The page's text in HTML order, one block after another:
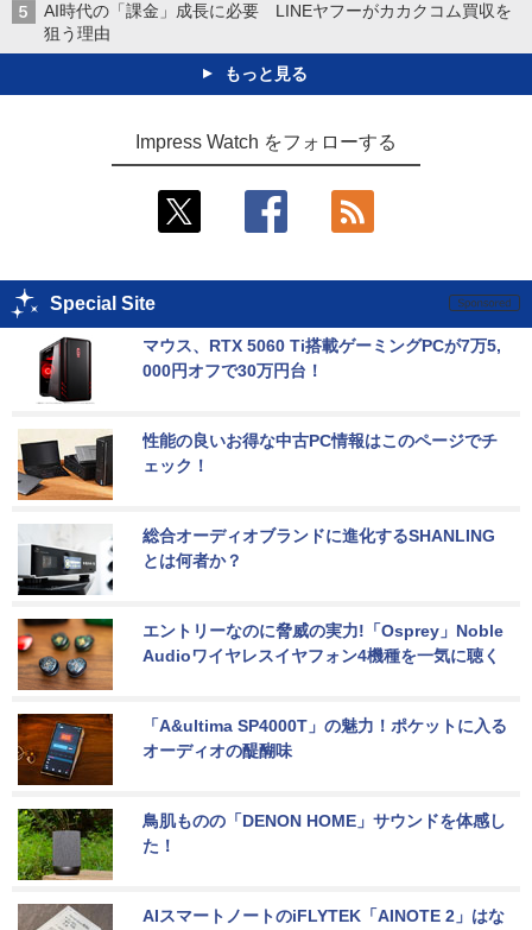
AI時代の「課金」成長に必要 LINEヤフーがカカクコム買収を
狙う理由
もっと見る
Impress Watch をフォローする
Special Site
マウス、RTX 5060 Ti搭載ゲーミングPCが7万5,
000円オフで30万円台！
性能の良いお得な中古PC情報はこのページでチ
ェック！
総合オーディオブランドに進化するSHANLING
とは何者か？
エントリーなのに脅威の実力!「Osprey」Noble
Audioワイヤレスイヤフォン4機種を一気に聴く
「A&ultima SP4000T」の魅力！ポケットに入る
オーディオの醍醐味
鳥肌ものの「DENON HOME」サウンドを体感し
た！
AIスマートノートのiFLYTEK「AINOTE 2」はな